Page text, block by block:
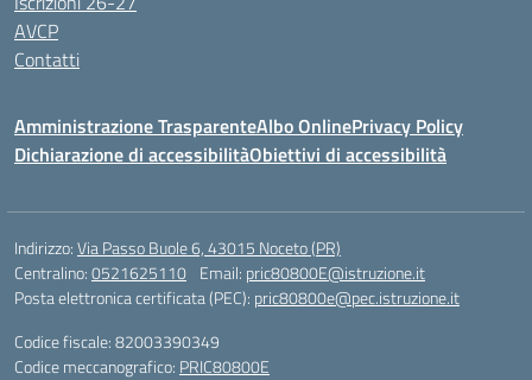
AVCP
Contatti
Amministrazione TrasparenteAlbo OnlinePrivacy Policy
Dichiarazione di accessibilitàObiettivi di accessibilità
Indirizzo:Via Passo Buole 6, 43015 Noceto (PR)
Centralino:0521625110 Email: pric80800E@istruzione.it
Posta elettronica certificata (PEC): pric80800e@pec.istruzione.it
Codice fiscale: 82003390349
Codice meccanografico: PRIC80800E